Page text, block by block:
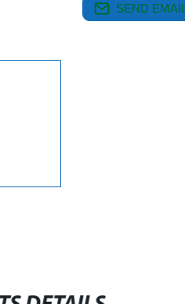
SEND